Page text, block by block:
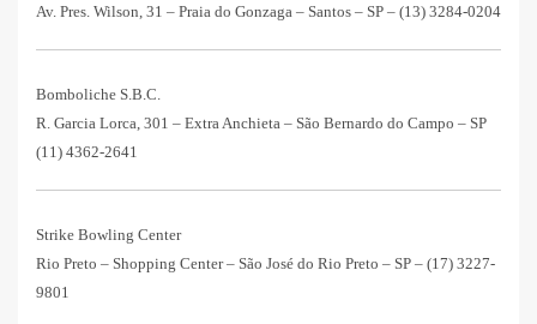
Av. Pres. Wilson, 31 – Praia do Gonzaga – Santos – SP – (13) 3284-0204
Bomboliche S.B.C.
R. Garcia Lorca, 301 – Extra Anchieta – São Bernardo do Campo – SP
(11) 4362-2641
Strike Bowling Center
Rio Preto – Shopping Center – São José do Rio Preto – SP – (17) 3227-
9801